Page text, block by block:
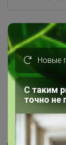
Главная
Эльф
СП15
Лопух
Новые
С таким
точно не